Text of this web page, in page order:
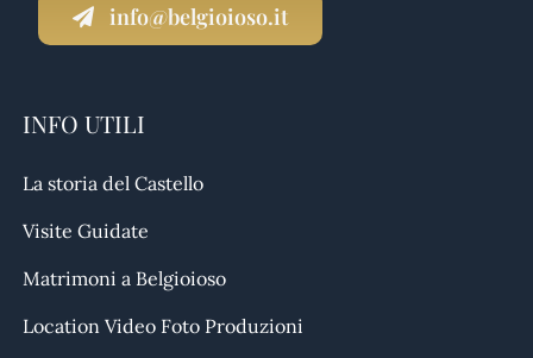
info@belgioioso.it
INFO UTILI
La storia del Castello
Visite Guidate
Matrimoni a Belgioioso
Location Video Foto Produzioni